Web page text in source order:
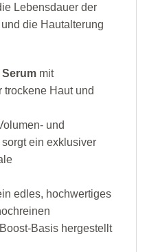
Lebensdauer der
die Hautalterung
mit
trockene Haut und
und
ein exklusiver
edles, hochwertiges
Basis hergestellt